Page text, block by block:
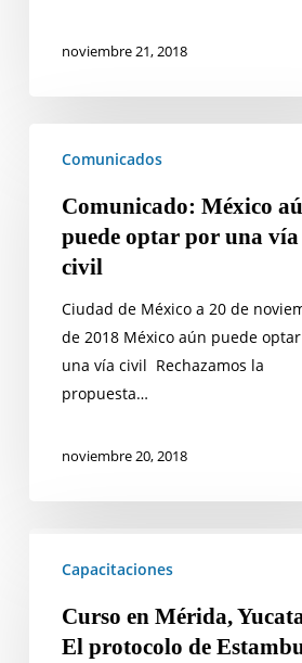
noviembre 21, 2018
México
optar
Comunicados
Comunicado: México
puede optar por una vía
civil
Ciudad de México a 20 de
de 2018 México aún puede
una vía civil Rechazamos la
propuesta…
noviembre 20, 2018
Yucatan:
Capacitaciones
Curso en Mérida,
El protocolo de